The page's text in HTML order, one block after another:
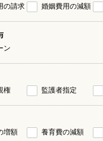
の請求
婚姻費用の減額
ン
権
監護者指定
増額
養育費の減額